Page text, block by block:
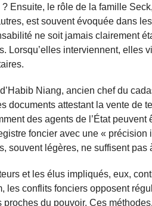
Ensuite, le rôle de la famille
est souvent évoquée dans
ne soit jamais clairement
Lorsqu’elles interviennent, elles
d’Habib Niang, ancien chef du
documents attestant la vente de
des agents de l’État
foncier avec une «
souvent légères, ne suffisent pas
et les élus impliqués, eux,
les conflits fonciers opposent
proches du pouvoir. Ces